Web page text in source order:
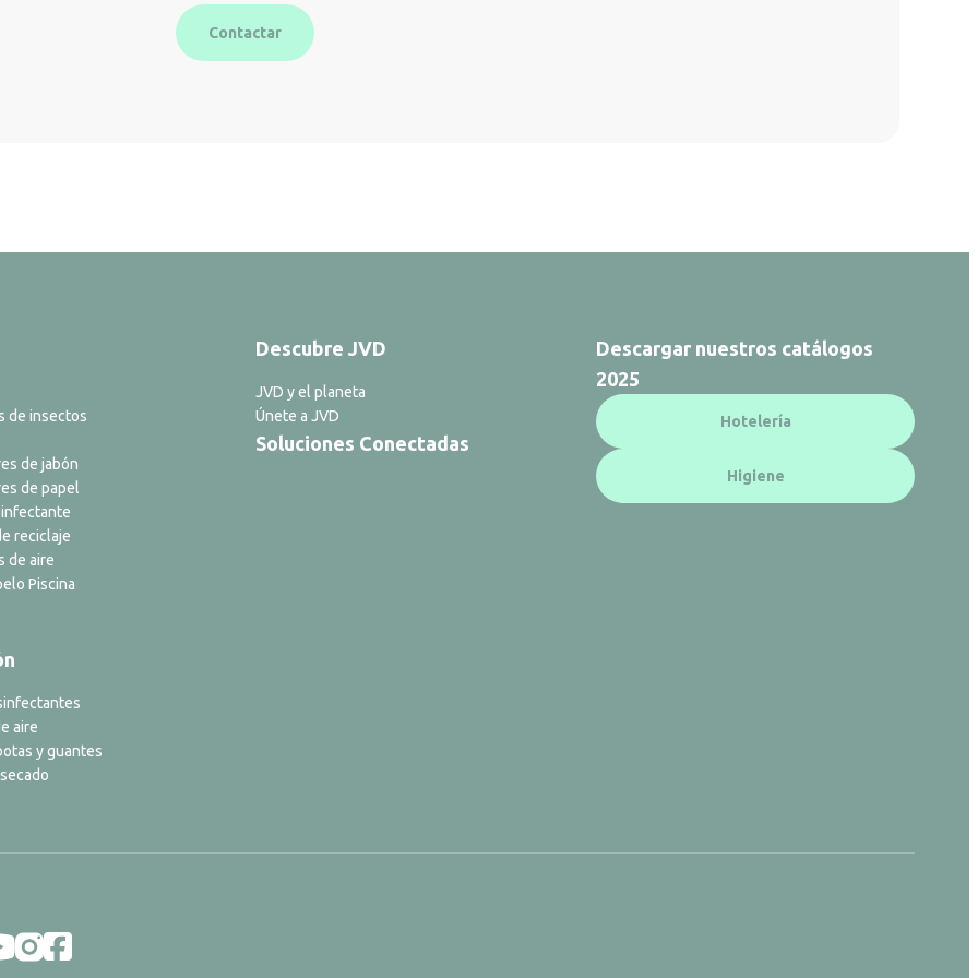
Contactar
de insectos
de jabón
de papel
reciclaje
de aire
Piscina
aire
y guantes
Descubre JVD
JVD y el planeta
Únete a JVD
Soluciones Conectadas
Descargar nuestros catálogos
2025
Hotelería
Higiene